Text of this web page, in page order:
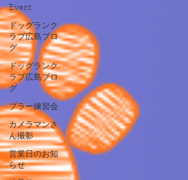
Event
ドッグランク
ラブ広島ブロ
グ
ドッグランク
ラブ広島ブロ
グ
プラー練習会
カメラマンさ
ん撮影
営業日のお知
らせ